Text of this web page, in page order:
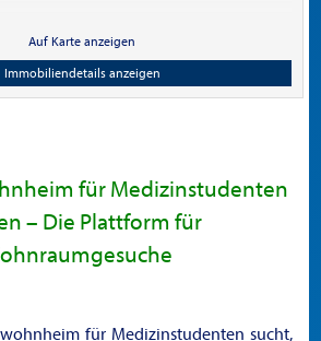
Auf Karte anzeigen
Immobiliendetails anzeigen
für Medizinstudenten
– Die Plattform für
für Medizinstudenten sucht,